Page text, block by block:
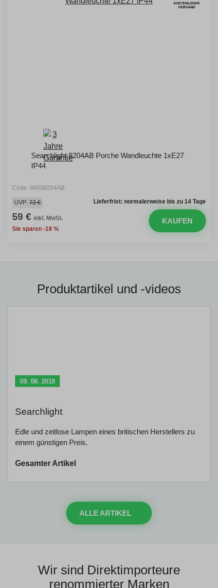
KOSTENLOSER
VERSAND
Searchlight 8204AB Porche Wandleuchte 1xE27
IP44
Code: 96008204AB
Lieferfrist: normalerweise bis zu 14 Tage
UVP: 72 €
59 € inkl. MwSt.
Sie sparen -18 %
KAUFEN
Produktartikel und -videos
09. 08. 2018
Searchlight
Edle und zeitlose Lampen eines britischen Herstellers zu
einem günstigen Preis.
Gesamter Artikel
ALLE ARTIKEL
Wir sind Direktimporteure
renommierter Marken